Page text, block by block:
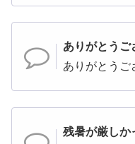
ありがとうご
ありがとうご
残暑が厳しか